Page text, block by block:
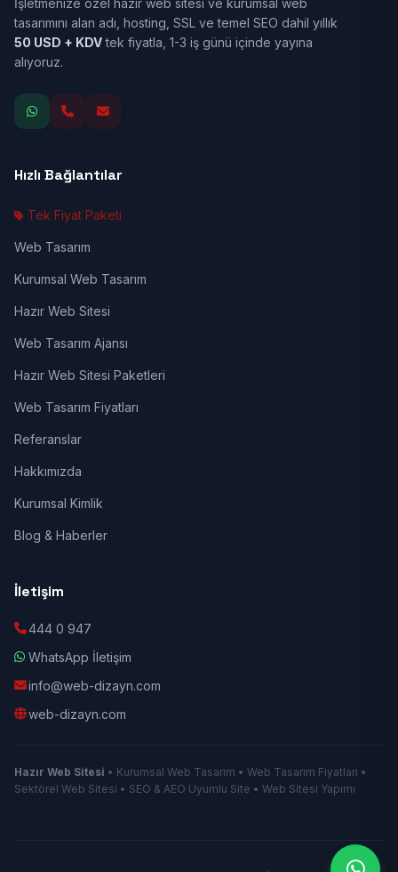
İşletmenize özel hazır web sitesi ve kurumsal web
tasarımını alan adı, hosting, SSL ve temel SEO dahil yıllık
50 USD + KDVtek fiyatla, 1-3 iş günü içinde yayına
alıyoruz.
Hızlı Bağlantılar
Tek Fiyat Paketi
Web Tasarım
Kurumsal Web Tasarım
Hazır Web Sitesi
Web Tasarım Ajansı
Hazır Web Sitesi Paketleri
Web Tasarım Fiyatları
Referanslar
Hakkımızda
Kurumsal Kimlik
Blog & Haberler
İletişim
444 0 947
WhatsApp İletişim
info@web-dizayn.com
web-dizayn.com
Hazır Web Sitesi • Kurumsal Web Tasarım • Web Tasarım Fiyatları •
Sektörel Web Sitesi • SEO & AEO Uyumlu Site • Web Sitesi Yapımı